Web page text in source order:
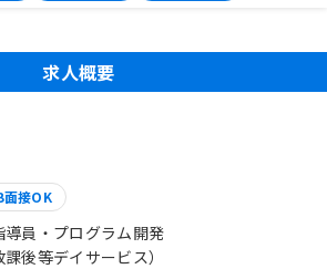
求人概要
面接OK
員・プログラム開発
後等デイサービス）